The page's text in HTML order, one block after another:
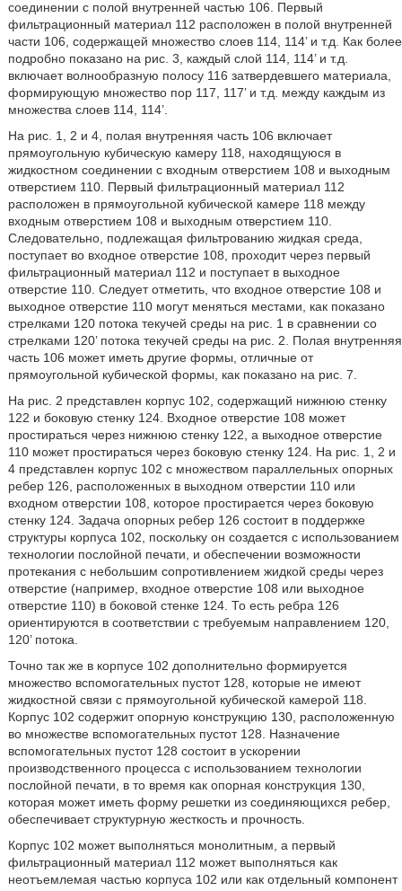
соединении с полой внутренней частью 106. Первый
фильтрационный материал 112 расположен в полой внутренней
части 106, содержащей множество слоев 114, 114’ и т.д. Как более
подробно показано на рис. 3, каждый слой 114, 114’ и т.д.
включает волнообразную полосу 116 затвердевшего материала,
формирующую множество пор 117, 117’ и т.д. между каждым из
множества слоев 114, 114’.
На рис. 1, 2 и 4, полая внутренняя часть 106 включает
прямоугольную кубическую камеру 118, находящуюся в
жидкостном соединении с входным отверстием 108 и выходным
отверстием 110. Первый фильтрационный материал 112
расположен в прямоугольной кубической камере 118 между
входным отверстием 108 и выходным отверстием 110.
Следовательно, подлежащая фильтрованию жидкая среда,
поступает во входное отверстие 108, проходит через первый
фильтрационный материал 112 и поступает в выходное
отверстие 110. Следует отметить, что входное отверстие 108 и
выходное отверстие 110 могут меняться местами, как показано
стрелками 120 потока текучей среды на рис. 1 в сравнении со
стрелками 120’ потока текучей среды на рис. 2. Полая внутренняя
часть 106 может иметь другие формы, отличные от
прямоугольной кубической формы, как показано на рис. 7.
На рис. 2 представлен корпус 102, содержащий нижнюю стенку
122 и боковую стенку 124. Входное отверстие 108 может
простираться через нижнюю стенку 122, а выходное отверстие
110 может простираться через боковую стенку 124. На рис. 1, 2 и
4 представлен корпус 102 с множеством параллельных опорных
ребер 126, расположенных в выходном отверстии 110 или
входном отверстии 108, которое простирается через боковую
стенку 124. Задача опорных ребер 126 состоит в поддержке
структуры корпуса 102, поскольку он создается с использованием
технологии послойной печати, и обеспечении возможности
протекания с небольшим сопротивлением жидкой среды через
отверстие (например, входное отверстие 108 или выходное
отверстие 110) в боковой стенке 124. То есть ребра 126
ориентируются в соответствии с требуемым направлением 120,
120’ потока.
Точно так же в корпусе 102 дополнительно формируется
множество вспомогательных пустот 128, которые не имеют
жидкостной связи с прямоугольной кубической камерой 118.
Корпус 102 содержит опорную конструкцию 130, расположенную
во множестве вспомогательных пустот 128. Назначение
вспомогательных пустот 128 состоит в ускорении
производственного процесса с использованием технологии
послойной печати, в то время как опорная конструкция 130,
которая может иметь форму решетки из соединяющихся ребер,
обеспечивает структурную жесткость и прочность.
Корпус 102 может выполняться монолитным, а первый
фильтрационный материал 112 может выполняться как
неотъемлемая частью корпуса 102 или как отдельный компонент